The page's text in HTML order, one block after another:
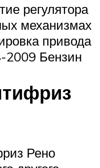
регулятора
механизмах
привода
2009 Бензин
Рено